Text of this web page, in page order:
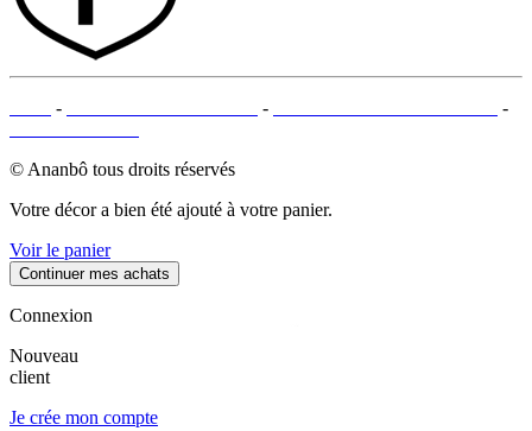
- -
-
© Ananbô tous droits réservés
Votre décor a bien été ajouté à votre panier.
Voir le panier
Continuer mes achats
Connexion
Nouveau
client
Je crée mon compte